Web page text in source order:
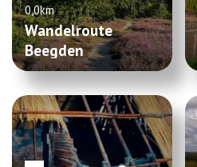
0,0km
Wandelroute
Beegden